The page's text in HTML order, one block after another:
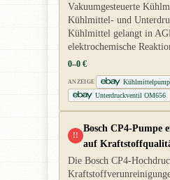
Vakuumgesteuerte
Kühlmittel- und
Kühlmittel gelangt in
elektrochemische
0–0 €
ANZEIGE
Unterdruckventil OM656
!!
Bosch CP4-Pumpe
auf
Die Bosch CP4-